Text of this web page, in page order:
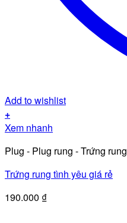
Add to wishlist
+
Xem nhanh
Plug - Plug rung - Trứng rung
Trứng rung tình yêu giá rẻ
190.000 ₫